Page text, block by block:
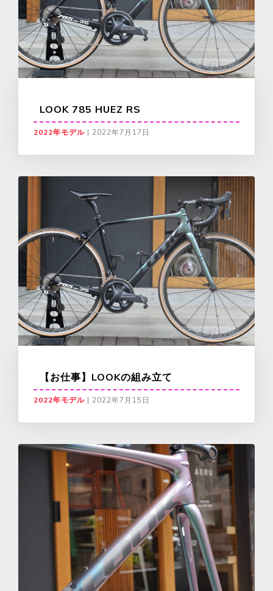
LOOK 785 HUEZ RS
2022年モデル | 2022年7月17日
【お仕事】LOOKの組み立て
2022年モデル | 2022年7月15日